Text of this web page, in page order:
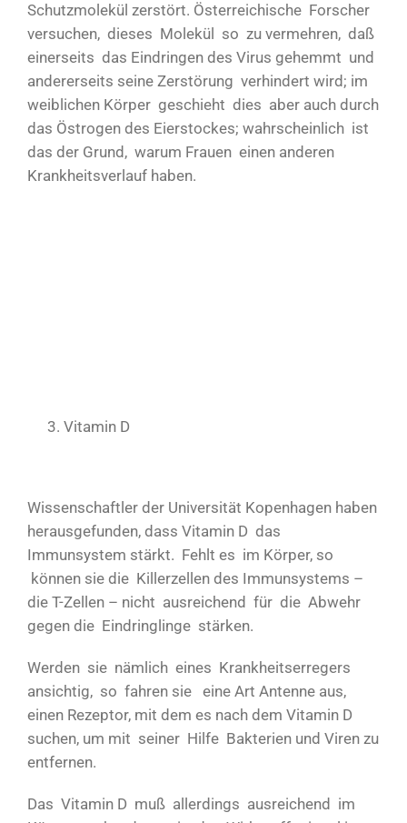
Schutzmolekül zerstört. Österreichische Forscher
versuchen, dieses Molekül so zu vermehren, daß
einerseits das Eindringen des Virus gehemmt und
andererseits seine Zerstörung verhindert wird; im
weiblichen Körper geschieht dies aber auch durch
das Östrogen des Eierstockes; wahrscheinlich ist
das der Grund, warum Frauen einen anderen
Krankheitsverlauf haben.
Vitamin D
Wissenschaftler der Universität Kopenhagen haben
herausgefunden, dass Vitamin D das
Immunsystem stärkt. Fehlt es im Körper, so
können sie die Killerzellen des Immunsystems –
die T-Zellen – nicht ausreichend für die Abwehr
gegen die Eindringlinge stärken.
Werden sie nämlich eines Krankheitserregers
ansichtig, so fahren sie eine Art Antenne aus,
einen Rezeptor, mit dem es nach dem Vitamin D
suchen, um mit seiner Hilfe Bakterien und Viren zu
entfernen.
Das Vitamin D muß allerdings ausreichend im